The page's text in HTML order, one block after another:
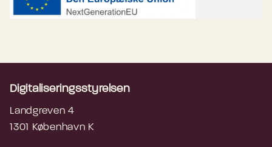
Digitaliseringsstyrelsen
Landgreven 4
1301 København K